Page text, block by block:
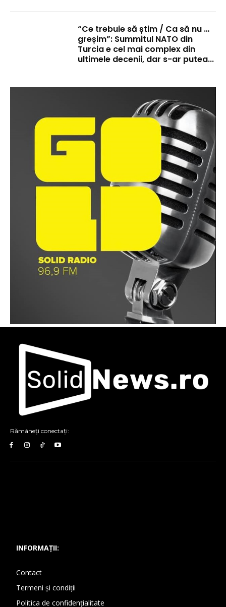
“Ce trebuie să știm / Ca să nu …
greșim”: Summitul NATO din
Turcia e cel mai complex din
ultimele decenii, dar s-ar putea...
Rămâneți conectați:
INFORMAȚII:
Contact
Termeni și condiții
Politica de confidențialitate